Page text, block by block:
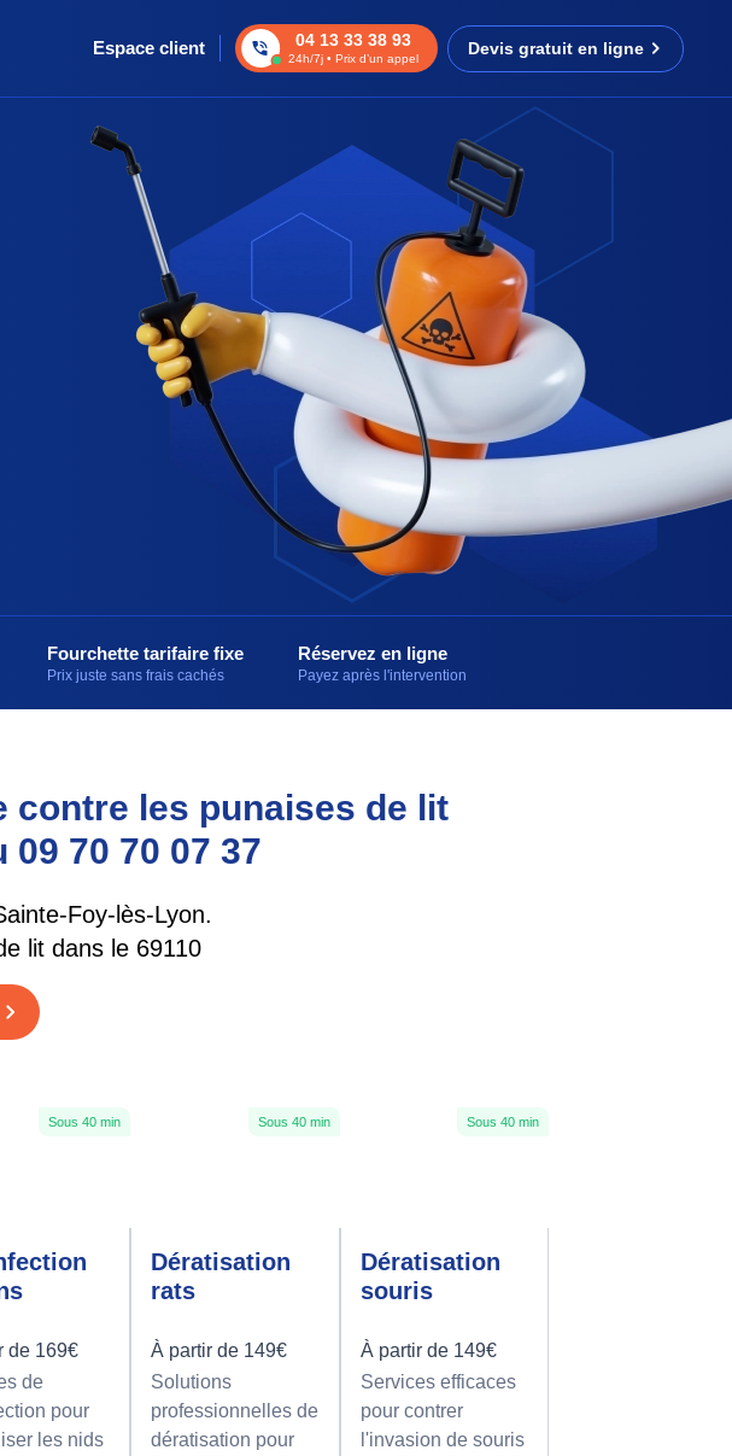
Espace client 04 13 33 38 93
24h/7j • Prix d’un appel
Devis gratuit en ligne
Fourchette tarifaire fixe
Prix juste sans frais cachés
Réservez en ligne
Payez après l'intervention
contre les punaises de lit
70 70 07 37
Foy-lès-Lyon.
lit dans le 69110
Sous 40 min
de 169€
de
pour
les nids
Sous 40 min
Dératisation
rats
À partir de 149€
Solutions
professionnelles de
dératisation pour
Sous 40 min
Dératisation
souris
À partir de 149€
Services efficaces
pour contrer
l'invasion de souris